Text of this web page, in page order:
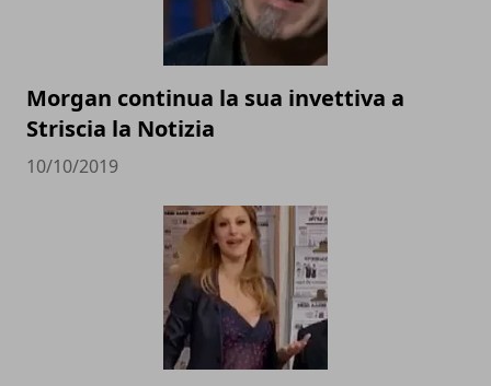
Morgan continua la sua invettiva a
Striscia la Notizia
10/10/2019